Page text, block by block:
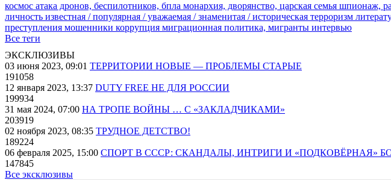
космос атака дронов, беспилотников, бпла монархия, дворянство, царская семья шпионаж,
личность известная / популярная / уважаемая / знаменитая / историческая терроризм
преступления мошенники коррупция миграционная политика, мигранты интервью
Все теги
ЭКСКЛЮЗИВЫ
03 июня 2023, 09:01 ТЕРРИТОРИИ НОВЫЕ — ПРОБЛЕМЫ СТАРЫЕ
191058
12 января 2023, 13:37 DUTY FREE НЕ ДЛЯ РОССИИ
199934
31 мая 2024, 07:00 НА ТРОПЕ ВОЙНЫ … С «ЗАКЛАДЧИКАМИ»
203919
02 ноября 2023, 08:35 ТРУДНОЕ ДЕТСТВО!
189224
06 февраля 2025, 15:00 СПОРТ В СССР: СКАНДАЛЫ, ИНТРИГИ И «ПОДКОВЁРНАЯ»
147845
Все эксклюзивы